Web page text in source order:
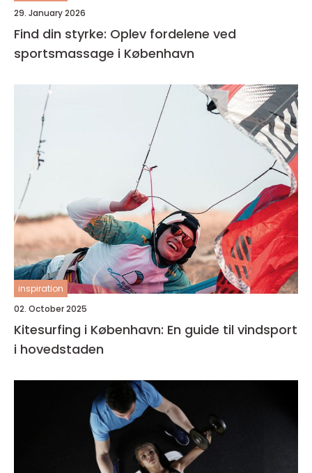
29. January 2026
Find din styrke: Oplev fordelene ved
sportsmassage i København
inspiration
02. October 2025
Kitesurfing i København: En guide til vindsport
i hovedstaden